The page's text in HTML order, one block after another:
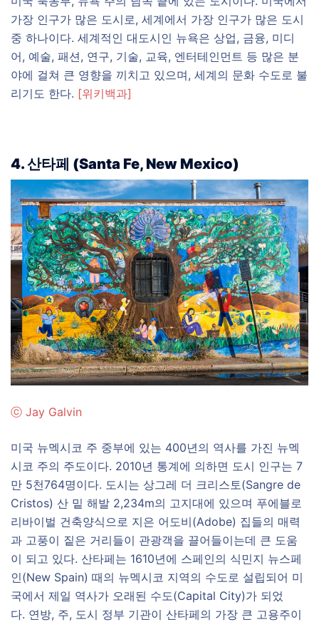
가장 인구가 많은 도시로, 세계에서 가장 인구가 많은 도시
중 하나이다. 세계적인 대도시인 뉴욕은 상업, 금융, 미디
어, 예술, 패션, 연구, 기술, 교육, 엔터테인먼트 등 많은 분
야에 걸쳐 큰 영향을 끼치고 있으며, 세계의 문화 수도로 불
리기도 한다. [위키백과]
4. 산타페 (Santa Fe, New Mexico)
ⓒ Jay Galvin
미국 뉴멕시코 주 중부에 있는 400년의 역사를 가진 뉴멕
시코 주의 주도이다. 2010년 통계에 의하면 도시 인구는 7
만 5천764명이다. 도시는 상그레 더 크리스토(Sangre de
Cristos) 산 밑 해발 2,234m의 고지대에 있으며 푸에블로
리바이벌 건축양식으로 지은 어도비(Adobe) 집들의 매력
과 고풍이 짙은 거리들이 관광객을 끌어들이는데 큰 도움
이 되고 있다. 산타페는 1610년에 스페인의 식민지 뉴스페
인(New Spain) 때의 뉴멕시코 지역의 수도로 설립되어 미
국에서 제일 역사가 오래된 수도(Capital City)가 되었
다. 연방, 주, 도시 정부 기관이 산타페의 가장 큰 고용주이